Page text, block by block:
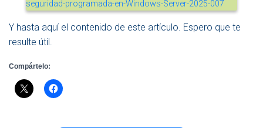
Y hasta aquí el contenido de este artículo. Espero que te
resulte útil.
Compártelo: